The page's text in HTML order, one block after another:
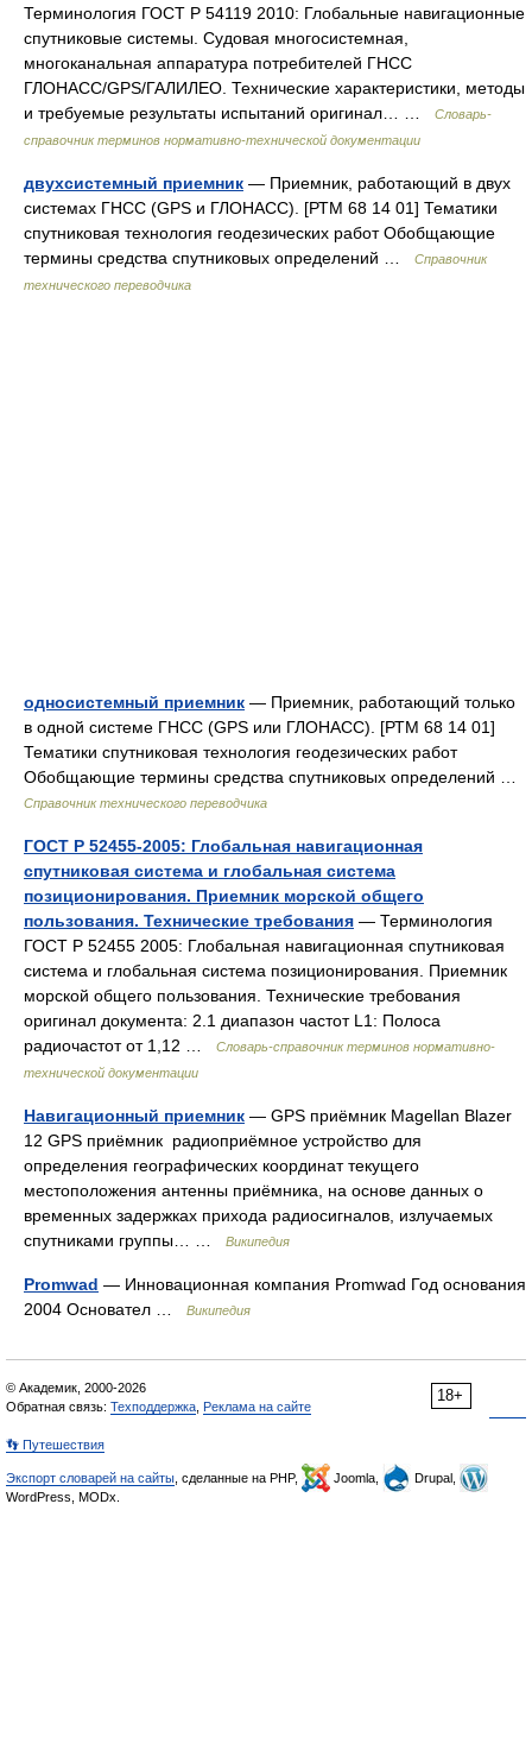
Терминология ГОСТ Р 54119 2010: Глобальные навигационные
спутниковые системы. Судовая многосистемная,
многоканальная аппаратура потребителей ГНСС
ГЛОНАСС/GPS/ГАЛИЛЕО. Технические характеристики, методы
и требуемые результаты испытаний оригинал… …
Словарь-
справочник терминов нормативно-технической документации
двухсистемный приемник — Приемник, работающий в двух
системах ГНСС (GPS и ГЛОНАСС). [РТМ 68 14 01] Тематики
спутниковая технология геодезических работ Обобщающие
термины средства спутниковых определений …
Справочник
технического переводчика
односистемный приемник — Приемник, работающий только
в одной системе ГНСС (GPS или ГЛОНАСС). [РТМ 68 14 01]
Тематики спутниковая технология геодезических работ
Обобщающие термины средства спутниковых определений …
Справочник технического переводчика
ГОСТ Р 52455-2005: Глобальная навигационная
спутниковая система и глобальная система
позиционирования. Приемник морской общего
пользования. Технические требования — Терминология
ГОСТ Р 52455 2005: Глобальная навигационная спутниковая
система и глобальная система позиционирования. Приемник
морской общего пользования. Технические требования
оригинал документа: 2.1 диапазон частот L1: Полоса
радиочастот от 1,12 …
Словарь-справочник терминов нормативно-
технической документации
Навигационный приемник — GPS приёмник Magellan Blazer
12 GPS приёмник радиоприёмное устройство для
определения географических координат текущего
местоположения антенны приёмника, на основе данных о
временных задержках прихода радиосигналов, излучаемых
спутниками группы… …
Википедия
Promwad — Инновационная компания Promwad Год основания
2004 Основател …
Википедия
18+
© Академик, 2000-2026
Обратная связь: Техподдержка Реклама на сайте
👣 Путешествия
Экспорт словарей на сайты , сделанные на PHP, Joomla,
Drupal,
WordPress, MODx.